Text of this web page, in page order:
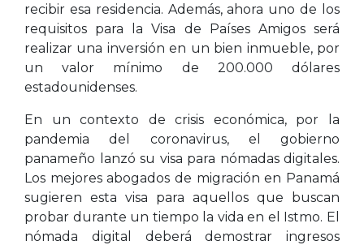
recibir esa residencia. Además, ahora uno de los
requisitos para la Visa de Países Amigos será
realizar una inversión en un bien inmueble, por
un valor mínimo de 200.000 dólares
estadounidenses.
En un contexto de crisis económica, por la
pandemia del coronavirus, el gobierno
panameño lanzó su visa para nómadas digitales.
Los mejores abogados de migración en Panamá
sugieren esta visa para aquellos que buscan
probar durante un tiempo la vida en el Istmo. El
nómada digital deberá demostrar ingresos